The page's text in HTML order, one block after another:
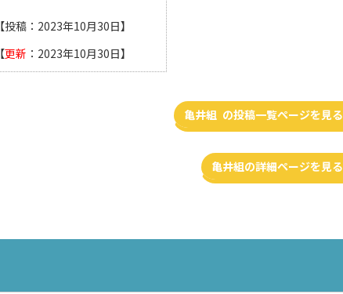
【投稿：2023年10月30日】
【更新 ：2023年10月30日】
亀井組 の投稿一覧ページを見る
亀井組の詳細ページを見る